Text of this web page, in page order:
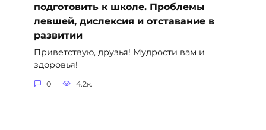
подготовить к школе. Проблемы
левшей, дислексия и отставание в
развитии
Приветствую, друзья! Мудрости вам и
здоровья!
0 4.2к.